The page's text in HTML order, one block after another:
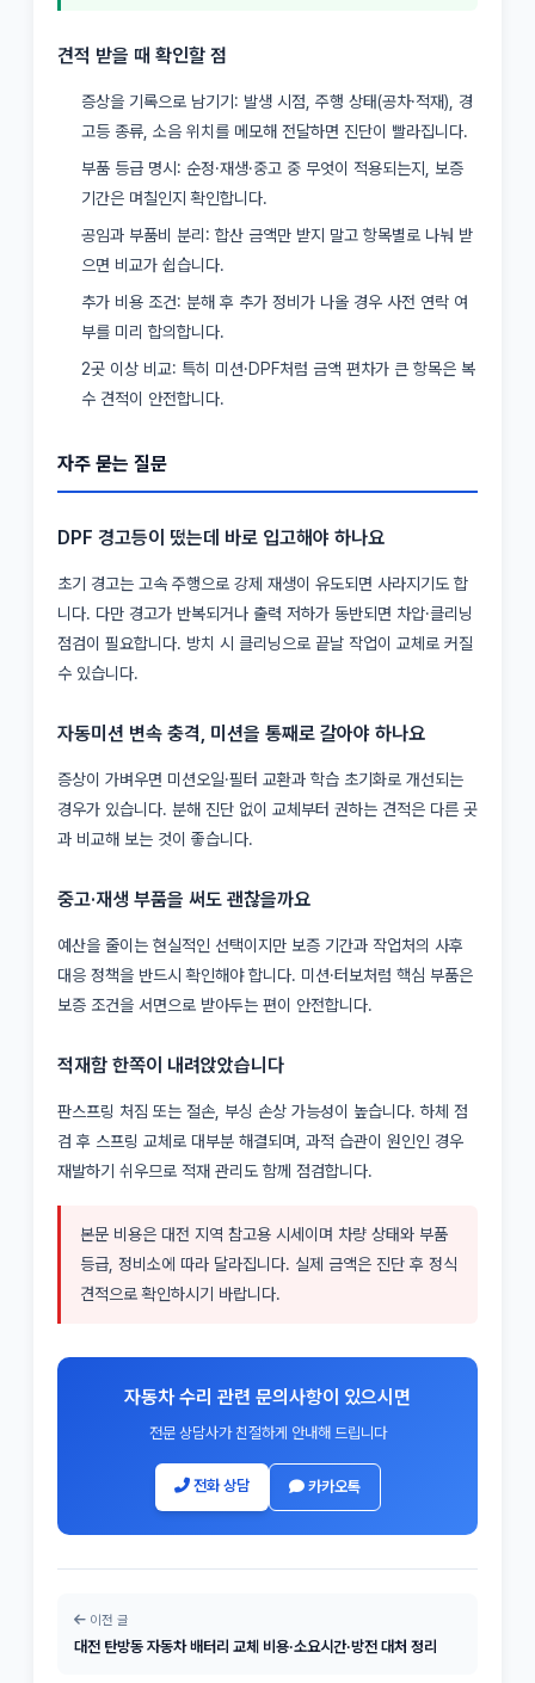
견적 받을 때 확인할 점
증상을 기록으로 남기기: 발생 시점, 주행 상태(공차·적재), 경
고등 종류, 소음 위치를 메모해 전달하면 진단이 빨라집니다.
부품 등급 명시: 순정·재생·중고 중 무엇이 적용되는지, 보증
기간은 며칠인지 확인합니다.
공임과 부품비 분리: 합산 금액만 받지 말고 항목별로 나눠 받
으면 비교가 쉽습니다.
추가 비용 조건: 분해 후 추가 정비가 나올 경우 사전 연락 여
부를 미리 합의합니다.
2곳 이상 비교: 특히 미션·DPF처럼 금액 편차가 큰 항목은 복
수 견적이 안전합니다.
자주 묻는 질문
DPF 경고등이 떴는데 바로 입고해야 하나요
초기 경고는 고속 주행으로 강제 재생이 유도되면 사라지기도 합
니다. 다만 경고가 반복되거나 출력 저하가 동반되면 차압·클리닝
점검이 필요합니다. 방치 시 클리닝으로 끝날 작업이 교체로 커질
수 있습니다.
자동미션 변속 충격, 미션을 통째로 갈아야 하나요
증상이 가벼우면 미션오일·필터 교환과 학습 초기화로 개선되는
경우가 있습니다. 분해 진단 없이 교체부터 권하는 견적은 다른 곳
과 비교해 보는 것이 좋습니다.
중고·재생 부품을 써도 괜찮을까요
예산을 줄이는 현실적인 선택이지만 보증 기간과 작업처의 사후
대응 정책을 반드시 확인해야 합니다. 미션·터보처럼 핵심 부품은
보증 조건을 서면으로 받아두는 편이 안전합니다.
적재함 한쪽이 내려앉았습니다
판스프링 처짐 또는 절손, 부싱 손상 가능성이 높습니다. 하체 점
검 후 스프링 교체로 대부분 해결되며, 과적 습관이 원인인 경우
재발하기 쉬우므로 적재 관리도 함께 점검합니다.
본문 비용은 대전 지역 참고용 시세이며 차량 상태와 부품
등급, 정비소에 따라 달라집니다. 실제 금액은 진단 후 정식
견적으로 확인하시기 바랍니다.
자동차 수리 관련 문의사항이 있으시면
전문 상담사가 친절하게 안내해 드립니다
전화 상담 카카오톡
이전 글
대전 탄방동 자동차 배터리 교체 비용·소요시간·방전 대처 정리